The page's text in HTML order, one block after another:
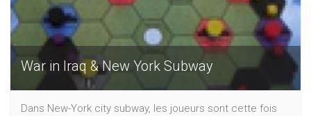
War in Iraq & New York Subway
Dans New-York city subway, les joueurs sont cette fois